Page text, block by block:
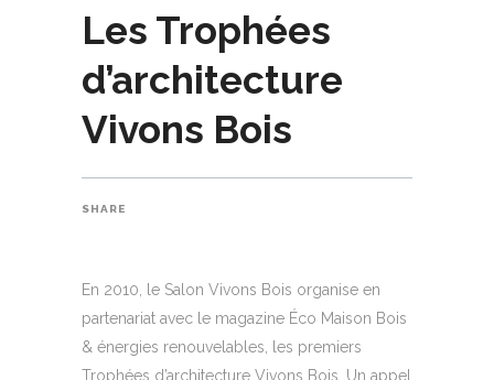
Les Trophées
d’architecture
Vivons Bois
SHARE
En 2010, le Salon Vivons Bois organise en
partenariat avec le magazine Éco Maison Bois
& énergies renouvelables, les premiers
Trophées d’architecture Vivons Bois. Un appel